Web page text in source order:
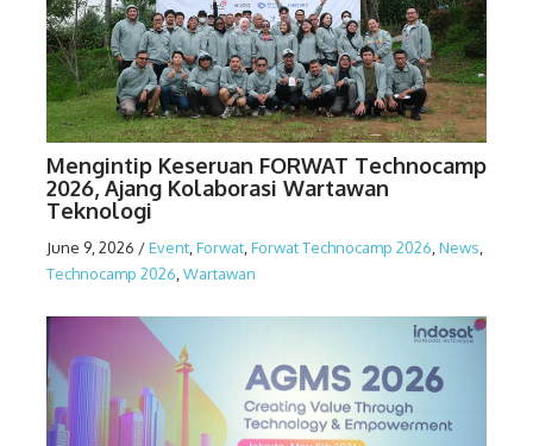
Mengintip Keseruan FORWAT Technocamp
2026, Ajang Kolaborasi Wartawan
Teknologi
June 9, 2026 /Event,Forwat,Forwat Technocamp 2026,News,
Technocamp 2026,Wartawan